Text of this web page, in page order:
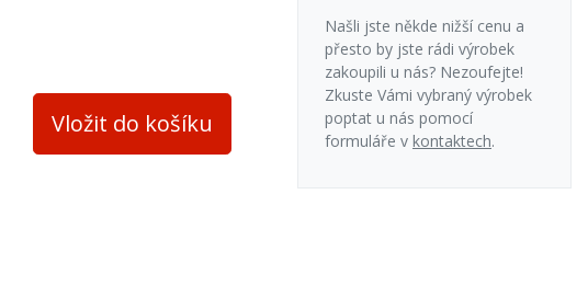
kombinace
Vložit do košíku
Našli jste někde nižší cenu a
přesto by jste rádi výrobek
zakoupili u nás? Nezoufejte!
Zkuste Vámi vybraný výrobek
poptat u nás pomocí
formuláře v kontaktech.